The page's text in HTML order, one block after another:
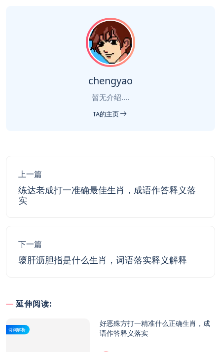
chengyao
暂无介绍....
TA的主页
上一篇
练达老成打一准确最佳生肖，成语作答释义落
实
下一篇
隳肝沥胆指是什么生肖，词语落实释义解释
延伸阅读:
诗词解析
好恶殊方打一精准什么正确生肖，成
语作答释义落实